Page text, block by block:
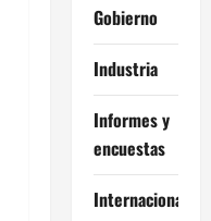
Gobierno
Industria
Informes y
encuestas
Internacional